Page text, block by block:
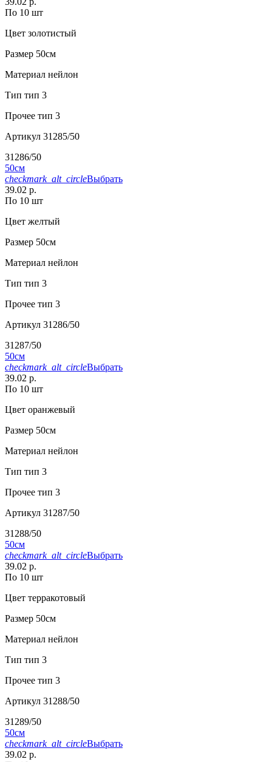
По 10 шт
Цвет золотистый
Размер 50см
Материал нейлон
Тип тип 3
Прочее тип 3
Артикул 31285/50
31286/50
50см
checkmark_alt_circleВыбрать
39.02 р.
По 10 шт
Цвет желтый
Размер 50см
Материал нейлон
Тип тип 3
Прочее тип 3
Артикул 31286/50
31287/50
50см
checkmark_alt_circleВыбрать
39.02 р.
По 10 шт
Цвет оранжевый
Размер 50см
Материал нейлон
Тип тип 3
Прочее тип 3
Артикул 31287/50
31288/50
50см
checkmark_alt_circleВыбрать
39.02 р.
По 10 шт
Цвет терракотовый
Размер 50см
Материал нейлон
Тип тип 3
Прочее тип 3
Артикул 31288/50
31289/50
50см
checkmark_alt_circleВыбрать
39.02 р.